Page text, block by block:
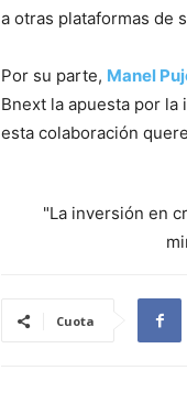
a otras plataformas de
Por su parte, Manel
Bnext la apuesta por
esta colaboración
"La inversión en
Cuota